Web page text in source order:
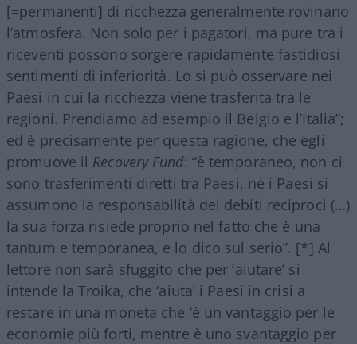
[=permanenti] di ricchezza generalmente rovinano
l’atmosfera. Non solo per i pagatori, ma pure tra i
riceventi possono sorgere rapidamente fastidiosi
sentimenti di inferiorità. Lo si può osservare nei
Paesi in cui la ricchezza viene trasferita tra le
regioni. Prendiamo ad esempio il Belgio e l’Italia”;
ed è precisamente per questa ragione, che egli
promuove il Recovery Fund: “è temporaneo, non ci
sono trasferimenti diretti tra Paesi, né i Paesi si
assumono la responsabilità dei debiti reciproci (…)
la sua forza risiede proprio nel fatto che è una
tantum e temporanea, e lo dico sul serio”. [*] Al
lettore non sarà sfuggito che per ‘aiutare’ si
intende la Troika, che ‘aiuta’ i Paesi in crisi a
restare in una moneta che ‘è un vantaggio per le
economie più forti, mentre è uno svantaggio per